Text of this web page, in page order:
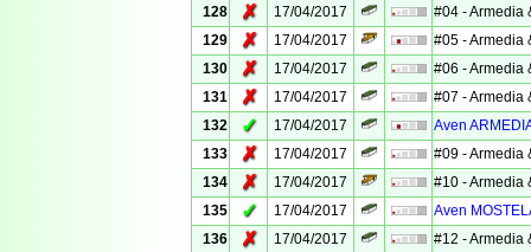
128
✗ 17/04/2017
#04 - Armedia
129
✗ 17/04/2017
#05 - Armedia
130
✗ 17/04/2017
#06 - Armedia
131
✗ 17/04/2017
#07 - Armedia
132
✓ 17/04/2017
Aven
133
✗ 17/04/2017
#09 - Armedia
134
✗ 17/04/2017
#10 - Armedia
135
✓ 17/04/2017
Aven
136
✗ 17/04/2017
#12 - Armedia